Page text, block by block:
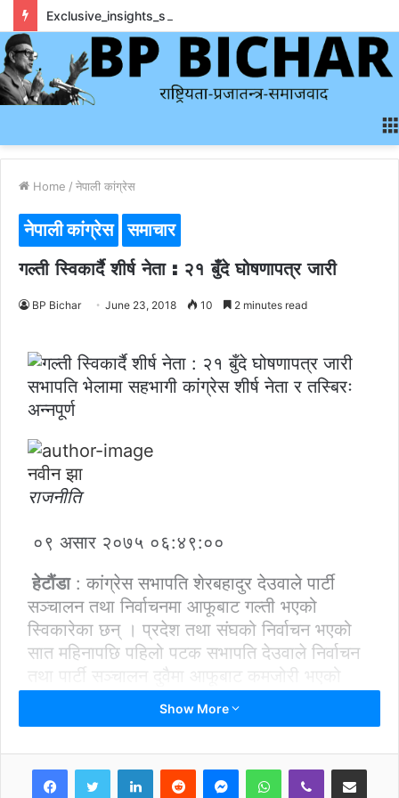
Home / नेपाली कांग्रेस
नेपाली कांग्रेस समाचार
गल्ती स्विकार्दै शीर्ष नेता : २१ बुँदे घोषणापत्र जारी
BP Bichar June 23, 2018 10 2 minutes read
सभापति भेलामा सहभागी कांग्रेस शीर्ष नेता र तस्बिरः
अन्नपूर्ण
नवीन झा
राजनीति
०९ असार २०७५ ०६:४९:००
हेटौंडा: कांग्रेस सभापति शेरबहादुर देउवाले पार्टी
सञ्चालन तथा निर्वाचनमा आफूबाट गल्ती भएको
स्विकारेका छन् । प्रदेश तथा संघको निर्वाचन भएको
सात महिनापछि पहिलो पटक सभापति देउवाले निर्वाचन
तथा पार्टी सञ्चालन दुवैमा आफूबाट कमजोरी भएको
स्वीकार गर्दै अगामी दिनमा पार्टीलाई संगठित पार्न तल्लीन
हुने बताए ।
निर्वाचन पराजयको जिम्मा सभापति देउवाले लिनुपर्ने
Show More
LinkedInReddit MessengerWhatsAppViber Share via Email